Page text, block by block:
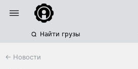
Найти грузы
← Новости